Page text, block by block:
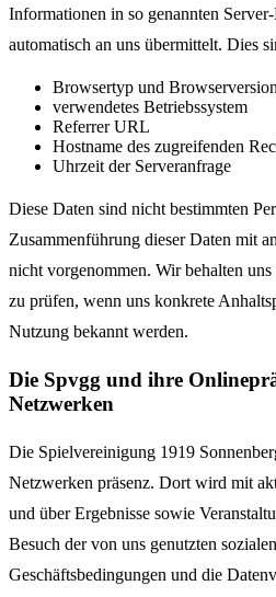
Informationen in so genannten
automatisch an uns übermittelt. Dies
Browsertyp und Browserversion
verwendetes Betriebssystem
Referrer URL
Hostname des zugreifenden
Uhrzeit der Serveranfrage
Diese Daten sind nicht bestimmten
Zusammenführung dieser Daten mit
nicht vorgenommen. Wir behalten
zu prüfen, wenn uns konkrete
Nutzung bekannt werden.
Die Spvgg und ihre
Netzwerken
Die Spielvereinigung 1919
Netzwerken präsenz. Dort wird mit
und über Ergebnisse sowie
Besuch der von uns genutzten
Geschäftsbedingungen und die